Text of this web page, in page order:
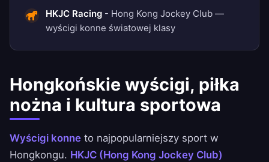
HKJC Racing - Hong Kong Jockey Club —
wyścigi konne światowej klasy
Hongkońskie wyścigi, piłka
nożna i kultura sportowa
Wyścigi konne to najpopularniejszy sport w
Hongkongu. HKJC (Hong Kong Jockey Club)